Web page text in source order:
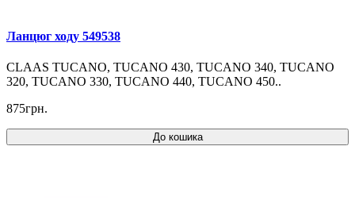
Ланцюг ходу 549538
CLAAS TUCANO, TUCANO 430, TUCANO 340, TUCANO
320, TUCANO 330, TUCANO 440, TUCANO 450..
875грн.
До кошика